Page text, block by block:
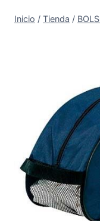
Inicio / Tienda /